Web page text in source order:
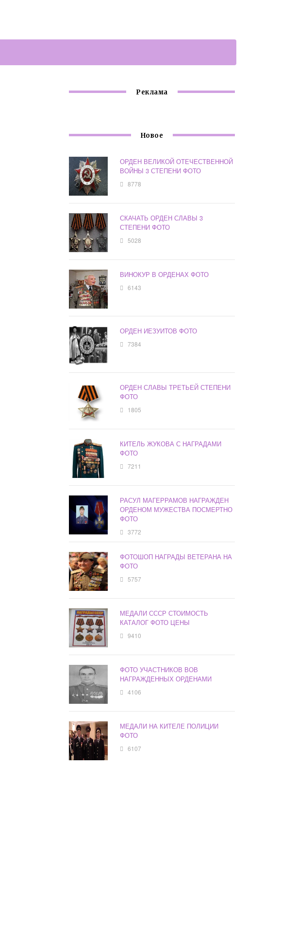
Реклама
Новое
ОРДЕН ВЕЛИКОЙ ОТЕЧЕСТВЕННОЙ
ВОЙНЫ 3 СТЕПЕНИ ФОТО
8778
СКАЧАТЬ ОРДЕН СЛАВЫ 3
СТЕПЕНИ ФОТО
5028
ВИНОКУР В ОРДЕНАХ ФОТО
6143
ОРДЕН ИЕЗУИТОВ ФОТО
7384
ОРДЕН СЛАВЫ ТРЕТЬЕЙ СТЕПЕНИ
ФОТО
1805
КИТЕЛЬ ЖУКОВА С НАГРАДАМИ
ФОТО
7211
РАСУЛ МАГЕРРАМОВ НАГРАЖДЕН
ОРДЕНОМ МУЖЕСТВА ПОСМЕРТНО
ФОТО
3772
ФОТОШОП НАГРАДЫ ВЕТЕРАНА НА
ФОТО
5757
МЕДАЛИ СССР СТОИМОСТЬ
КАТАЛОГ ФОТО ЦЕНЫ
9410
ФОТО УЧАСТНИКОВ ВОВ
НАГРАЖДЕННЫХ ОРДЕНАМИ
4106
МЕДАЛИ НА КИТЕЛЕ ПОЛИЦИИ
ФОТО
6107